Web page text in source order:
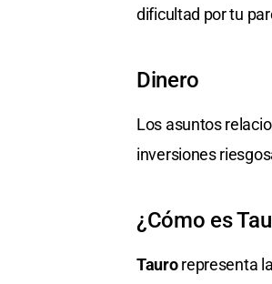
dificultad por tu
Dinero
Los asuntos
inversiones
¿Cómo es
Taurorepresenta